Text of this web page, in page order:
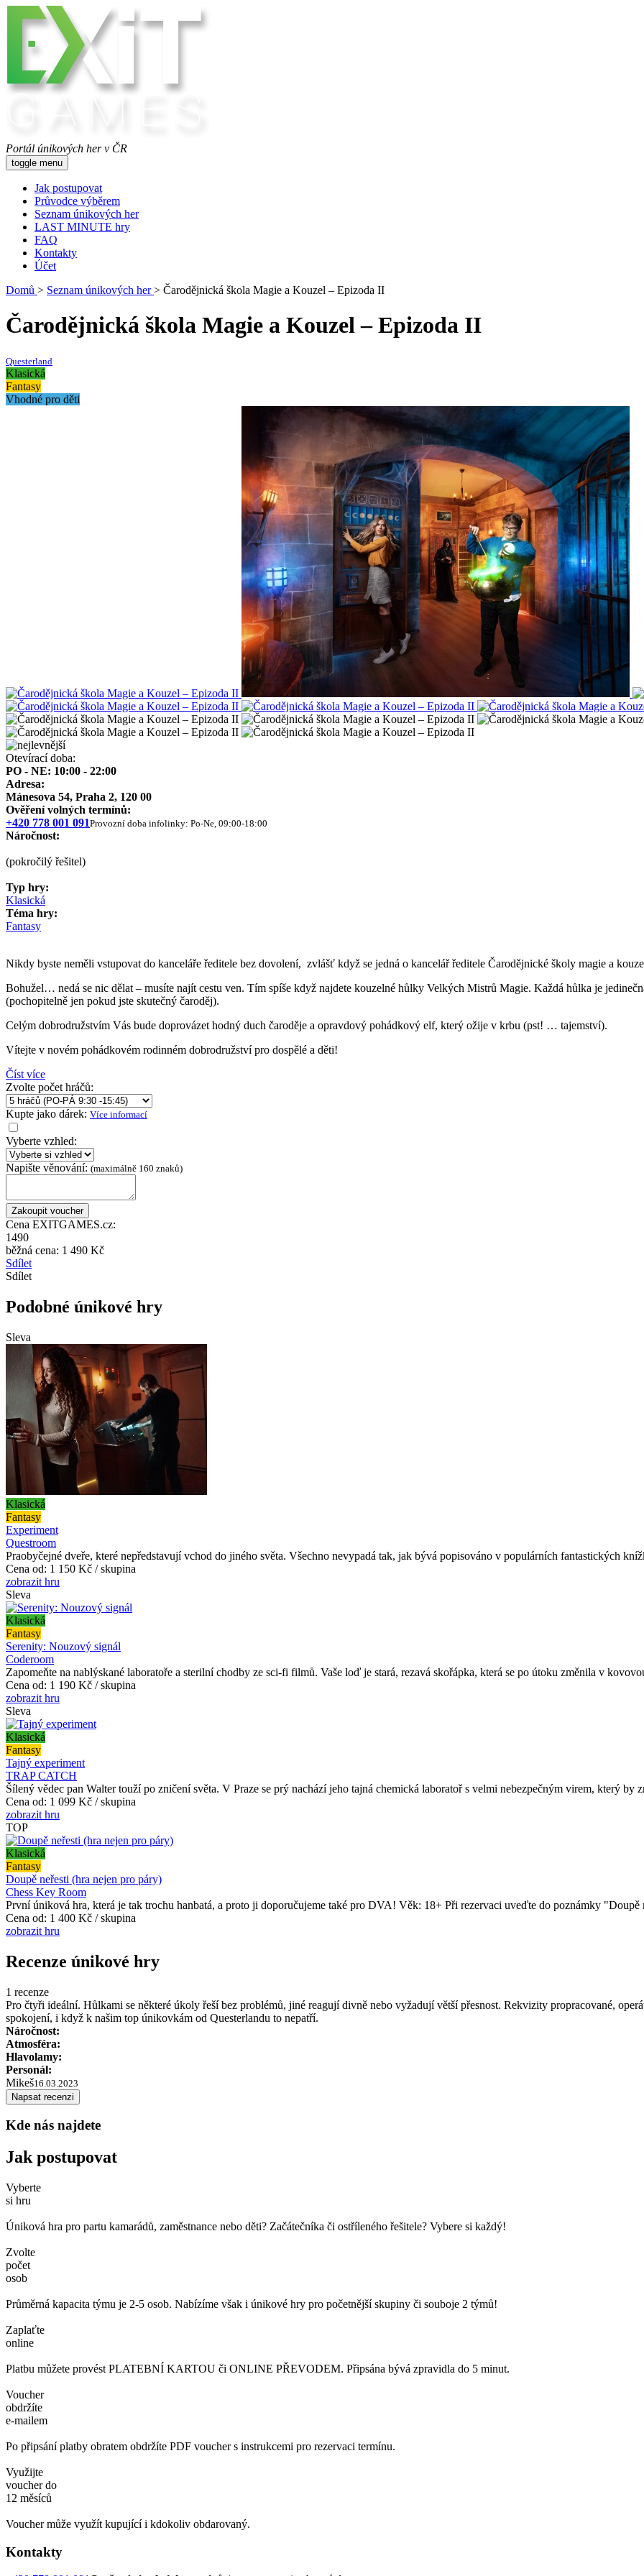
Portál únikových her v ČR
toggle menu
Jak postupovat
Průvodce výběrem
Seznam únikových her
LAST MINUTE hry
FAQ
Kontakty
Účet
Domů > Seznam únikových her > Čarodějnická škola Magie a Kouzel – Epizoda II
Čarodějnická škola Magie a Kouzel – Epizoda II
Questerland
Klasická
Fantasy
Vhodné pro děti
Otevírací doba:
PO - NE: 10:00 - 22:00
Adresa:
Mánesova 54, Praha 2, 120 00
Ověření volných termínů:
+420 778 001 091Provozní doba infolinky: Po-Ne, 09:00-18:00
Náročnost:
(pokročilý řešitel)
Typ hry:
Klasická
Téma hry:
Fantasy
Nikdy byste neměli vstupovat do kanceláře ředitele bez dovolení, zvlášť když se jedná o kancelář ředitele Čarodějnické školy magie a
Bohužel… nedá se nic dělat – musíte najít cestu ven. Tím spíše když najdete kouzelné hůlky Velkých Mistrů Magie. Každá hůlka je
(pochopitelně jen pokud jste skutečný čaroděj).
Celým dobrodružstvím Vás bude doprovázet hodný duch čaroděje a opravdový pohádkový elf, který ožije v krbu (pst! … tajemství).
Vítejte v novém pohádkovém rodinném dobrodružství pro dospělé a děti!
Číst více
Zvolte počet hráčů:
Kupte jako dárek: Více informací
Vyberte vzhled:
Napište věnování: (maximálně 160 znaků)
Cena EXITGAMES.cz:
1490
běžná cena: 1 490 Kč
Sdílet
Sdílet
Podobné únikové hry
Sleva
Klasická
Fantasy
Experiment
Questroom
Praobyčejné dveře, které nepředstavují vchod do jiného světa. Všechno nevypadá tak, jak bývá popisováno v populárních fantastických
Cena od: 1 150 Kč / skupina
zobrazit hru
Sleva
Klasická
Fantasy
Serenity: Nouzový signál
Coderoom
Zapomeňte na nablýskané laboratoře a sterilní chodby ze sci-fi filmů. Vaše loď je stará, rezavá skořápka, která se po útoku změnila v
Cena od: 1 190 Kč / skupina
zobrazit hru
Sleva
Klasická
Fantasy
Tajný experiment
TRAP CATCH
Šílený vědec pan Walter touží po zničení světa. V Praze se prý nachází jeho tajná chemická laboratoř s velmi nebezpečným virem, který by
Cena od: 1 099 Kč / skupina
zobrazit hru
TOP
Klasická
Fantasy
Doupě neřesti (hra nejen pro páry)
Chess Key Room
První úniková hra, která je tak trochu hanbatá, a proto ji doporučujeme také pro DVA! Věk: 18+ Při rezervaci uveďte do poznámky
Cena od: 1 400 Kč / skupina
zobrazit hru
Recenze únikové hry
1 recenze
Pro čtyři ideální. Hůlkami se některé úkoly řeší bez problémů, jiné reagují divně nebo vyžadují větší přesnost. Rekvizity propracované,
spokojení, i když k našim top únikovkám od Questerlandu to nepatří.
Náročnost:
Atmosféra:
Hlavolamy:
Personál:
Mikeš16.03.2023
Napsat recenzi
Kde nás najdete
Jak postupovat
Vyberte
si hru
Úniková hra pro partu kamarádů, zaměstnance nebo děti? Začátečníka či ostříleného řešitele? Vybere si každý!
Zvolte
počet
osob
Průměrná kapacita týmu je 2-5 osob. Nabízíme však i únikové hry pro početnější skupiny či souboje 2 týmů!
Zaplaťte
online
Platbu můžete provést PLATEBNÍ KARTOU či ONLINE PŘEVODEM. Připsána bývá zpravidla do 5 minut.
Voucher
obdržíte
e-mailem
Po připsání platby obratem obdržíte PDF voucher s instrukcemi pro rezervaci termínu.
Využijte
voucher do
12 měsíců
Voucher může využít kupující i kdokoliv obdarovaný.
Kontakty